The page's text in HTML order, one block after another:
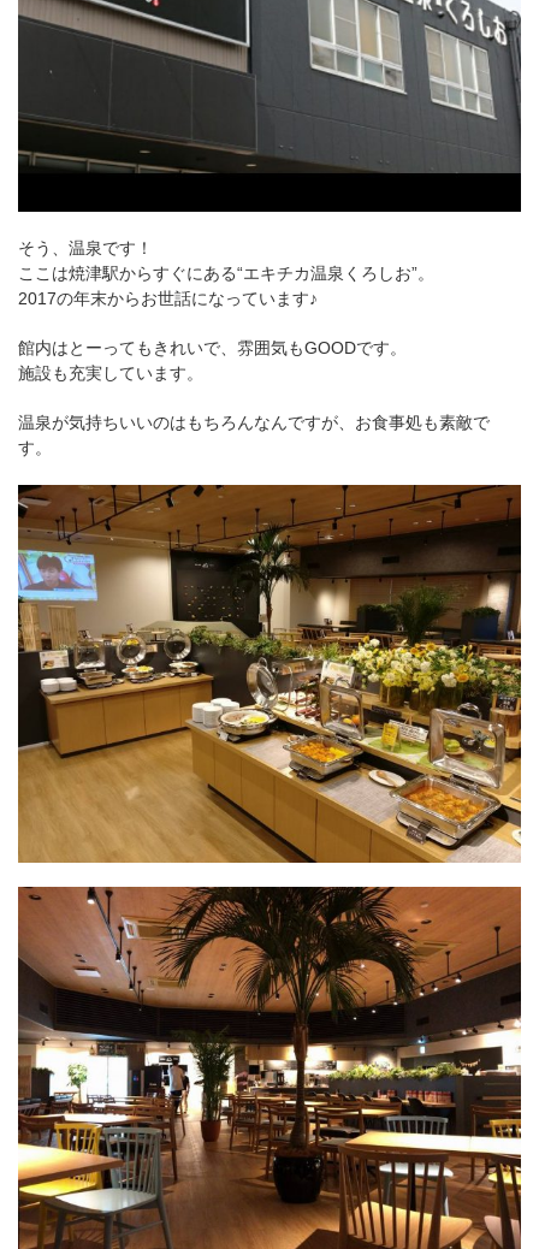
そう、温泉です！
ここは焼津駅からすぐにある“エキチカ温泉くろしお”。
2017の年末からお世話になっています♪
館内はとーってもきれいで、雰囲気もGOODです。
施設も充実しています。
温泉が気持ちいいのはもちろんなんですが、お食事処も素敵で
す。